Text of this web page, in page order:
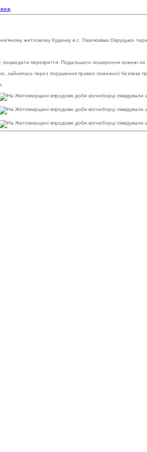
житловому будинку в с. Павлюківка Овруцької
перекриття. Подальшого поширення пожежі
через порушення правил пожежної безпеки